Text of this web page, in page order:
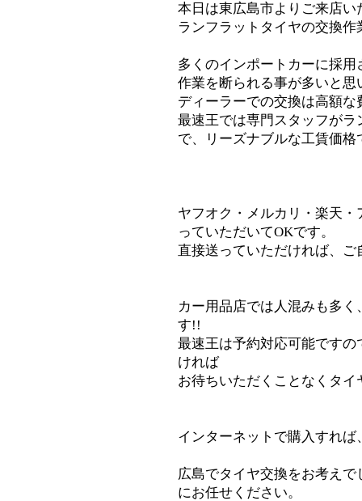
本日は東広島市よりご来店い
ランフラットタイヤの交換
多くのインポートカーに採
作業を断られる事が多いと思
ディーラーでの交換は高額
最速王では専門スタッフが
で、リーズナブルな工賃価
ヤフオク・メルカリ・楽天
っていただいてOKです。
直接送っていただければ、
カー用品店では人混みも多
す!!
最速王は予約対応可能です
ければ
お待ちいただくことなくタ
インターネットで購入すれ
広島でタイヤ交換をお考え
にお任せください。